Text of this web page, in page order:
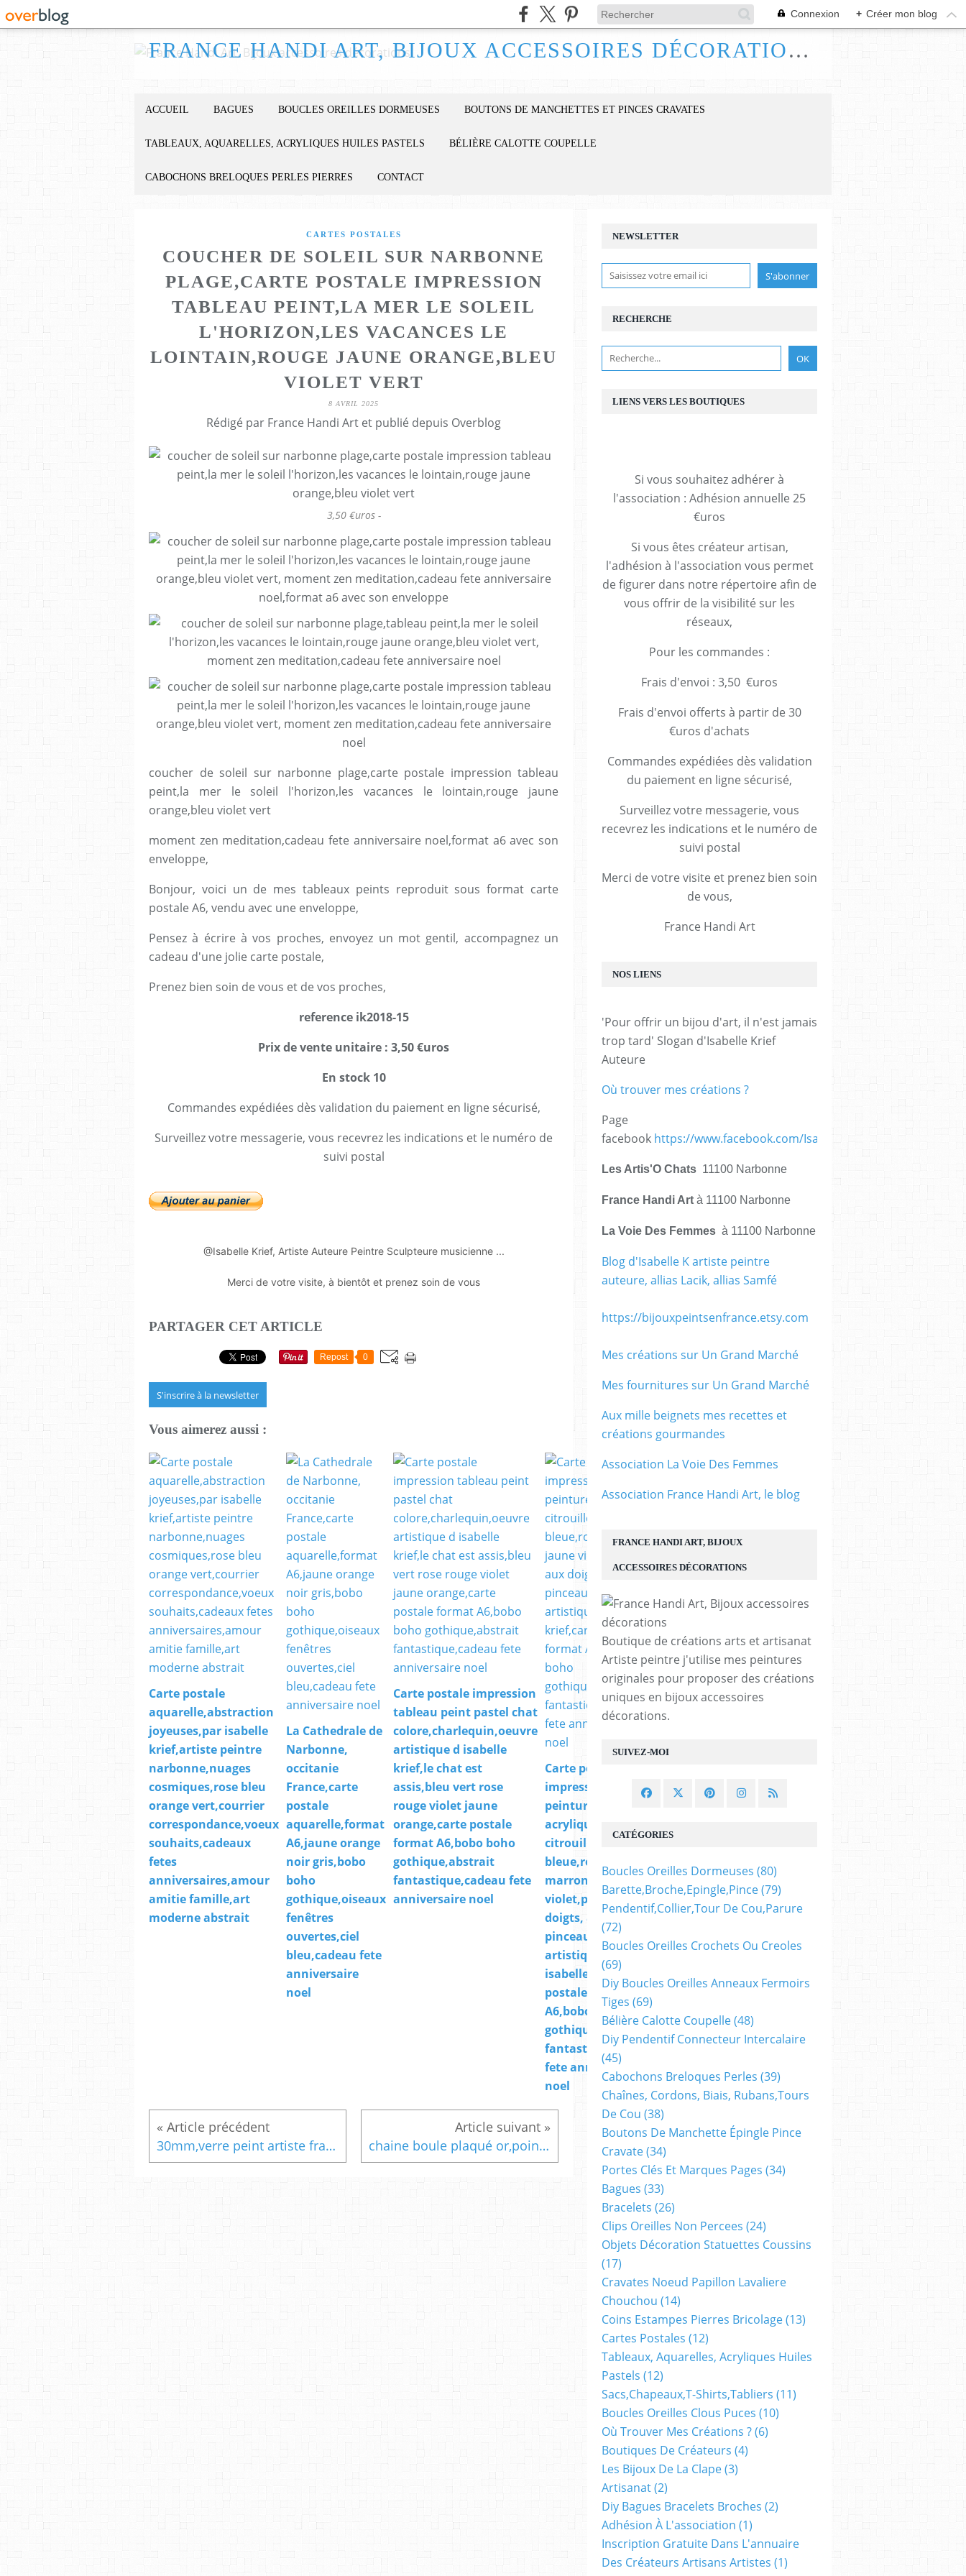
Connexion + Créer mon blog
FRANCE HANDI ART, BIJOUX ACCESSOIRES DÉCORATIONS
ACCUEIL BAGUES BOUCLES OREILLES DORMEUSES BOUTONS DE MANCHETTES ET PINCES CRAVATES
TABLEAUX, AQUARELLES, ACRYLIQUES HUILES PASTELS BÉLIÈRE CALOTTE COUPELLE
CABOCHONS BRELOQUES PERLES PIERRES CONTACT
CARTES POSTALES
COUCHER DE SOLEIL SUR NARBONNE
PLAGE,CARTE POSTALE IMPRESSION
TABLEAU PEINT,LA MER LE SOLEIL
L'HORIZON,LES VACANCES LE
LOINTAIN,ROUGE JAUNE ORANGE,BLEU
VIOLET VERT
8 AVRIL 2025
Rédigé par France Handi Art et publié depuis Overblog
3,50 €uros -
coucher de soleil sur narbonne plage,carte postale impression tableau
peint,la mer le soleil l'horizon,les vacances le lointain,rouge jaune
orange,bleu violet vert
moment zen meditation,cadeau fete anniversaire noel,format a6 avec son
enveloppe,
Bonjour, voici un de mes tableaux peints reproduit sous format carte
postale A6, vendu avec une enveloppe,
Pensez à écrire à vos proches, envoyez un mot gentil, accompagnez un
cadeau d'une jolie carte postale,
Prenez bien soin de vous et de vos proches,
reference ik2018-15
Prix de vente unitaire : 3,50 €uros
En stock 10
Commandes expédiées dès validation du paiement en ligne sécurisé,
Surveillez votre messagerie, vous recevrez les indications et le numéro de
suivi postal
@Isabelle Krief, Artiste Auteure Peintre Sculpteure musicienne ...
Merci de votre visite, à bientôt et prenez soin de vous
PARTAGER CET ARTICLE
Repost 0
S'inscrire à la newsletter
Vous aimerez aussi :
Carte postale
aquarelle,abstraction
joyeuses,par isabelle
krief,artiste peintre
narbonne,nuages
cosmiques,rose bleu
orange vert,courrier
correspondance,voeux
souhaits,cadeaux
fetes
anniversaires,amour
amitie famille,art
moderne abstrait
La Cathedrale de
Narbonne,
occitanie
France,carte
postale
aquarelle,format
A6,jaune orange
noir gris,bobo
boho
gothique,oiseaux
fenêtres
ouvertes,ciel
bleu,cadeau fete
anniversaire
noel
Carte postale impression
tableau peint pastel chat
colore,charlequin,oeuvre
artistique d isabelle
krief,le chat est
assis,bleu vert rose
rouge violet jaune
orange,carte postale
format A6,bobo boho
gothique,abstrait
fantastique,cadeau fete
anniversaire noel
Carte postale
impression tableau
peinture
acrylique,la
citrouille
bleue,rouge
marron jaune
violet,peinture aux
doigts, aucun
pinceau,oeuvre
artistique d
isabelle krief,carte
postale format
A6,bobo boho
gothique,abstrait
fantastique,cadeau
fete anniversaire
noel
30mm,verre peint artiste francaise,bleu jaune nacre blanc,cabochon carre fond plat,fourniture bricolage mercerie,boho bobo gothique,fantastique abstrait,art portable,soutenir l ukraine,art audois,sud de france chaine boule plaqué or,poincon 18k,gold filled,41 cm, 16 pouces,fermoir mousqueton,bijou collier pendentif,femme homme,gothique boheme hippie,punk edouardien victorien,kawaii,cadeau fete ceremonie,anniversaire retraite noel,st valentin mariage,amour amitié
NEWSLETTER
SUIVEZ-MOI
RECHERCHE
FRANCE HANDI ART, BIJOUX
ACCESSOIRES DÉCORATIONS
Boutique de créations arts et artisanat
Artiste peintre j'utilise mes peintures
originales pour proposer des créations
uniques en bijoux accessoires
décorations.
CATÉGORIES
Boucles Oreilles Dormeuses (80)
Barette,broche,epingle,pince(79)
Pendentif,collier,tour De Cou,parure
(72)
Boucles Oreilles Crochets Ou Creoles
(69)
Diy Boucles Oreilles Anneaux Fermoirs
Tiges (69)
Bélière Calotte Coupelle(48)
Diy Pendentif Connecteur Intercalaire
(45)
Cabochons Breloques Perles (39)
Chaînes, Cordons, Biais, Rubans,tours
De Cou (38)
Boutons De Manchette Épingle Pince
Cravate(34)
Portes Clés Et Marques Pages (34)
Bagues (33)
Bracelets (26)
Clips Oreilles Non Percees (24)
Objets Décoration Statuettes Coussins
(17)
Cravates Noeud Papillon Lavaliere
Chouchou (14)
Coins Estampes Pierres Bricolage(13)
Cartes Postales (12)
Tableaux, Aquarelles, Acryliques Huiles
Pastels (12)
Sacs,chapeaux,t-Shirts,tabliers (11)
Boucles Oreilles Clous Puces (10)
Où Trouver Mes Créations ?(6)
Boutiques De Créateurs (4)
Les Bijoux De La Clape(3)
Artisanat(2)
Diy Bagues Bracelets Broches (2)
Adhésion À L'association (1)
Inscription Gratuite Dans L'annuaire
Des Créateurs Artisans Artistes (1)
LIENS VERS LES BOUTIQUES
Si vous souhaitez adhérer à
l'association : Adhésion annuelle 25
€uros
Si vous êtes créateur artisan,
l'adhésion à l'association vous permet
de figurer dans notre répertoire afin de
vous offrir de la visibilité sur les
réseaux,
Pour les commandes :
Frais d'envoi : 3,50 €uros
Frais d'envoi offerts à partir de 30
€uros d'achats
Commandes expédiées dès validation
du paiement en ligne sécurisé,
Surveillez votre messagerie, vous
recevrez les indications et le numéro de
suivi postal
Merci de votre visite et prenez bien soin
de vous,
France Handi Art
NOS LIENS
'Pour offrir un bijou d'art, il n'est jamais
trop tard' Slogan d'Isabelle Krief
Auteure
Où trouver mes créations ?
Page
facebook https://www.facebook.com/IsabelleKrief.ArtistePeintre/
Les Artis'O Chats 11100 Narbonne
France Handi Art à 11100 Narbonne
La Voie Des Femmes à 11100 Narbonne
Blog d'Isabelle K artiste peintre
auteure, allias Lacik, allias Samfé
https://bijouxpeintsenfrance.etsy.com
Mes créations sur Un Grand Marché
Mes fournitures sur Un Grand Marché
Aux mille beignets mes recettes et
créations gourmandes
Association La Voie Des Femmes
Association France Handi Art, le blog